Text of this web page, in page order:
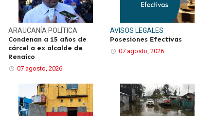
ARAUCANÍA POLÍTICA
Condenan a 15 años de
cárcel a ex alcalde de
Renaico
07 agosto, 2026
AVISOS LEGALES
Posesiones Efectivas
07 agosto, 2026